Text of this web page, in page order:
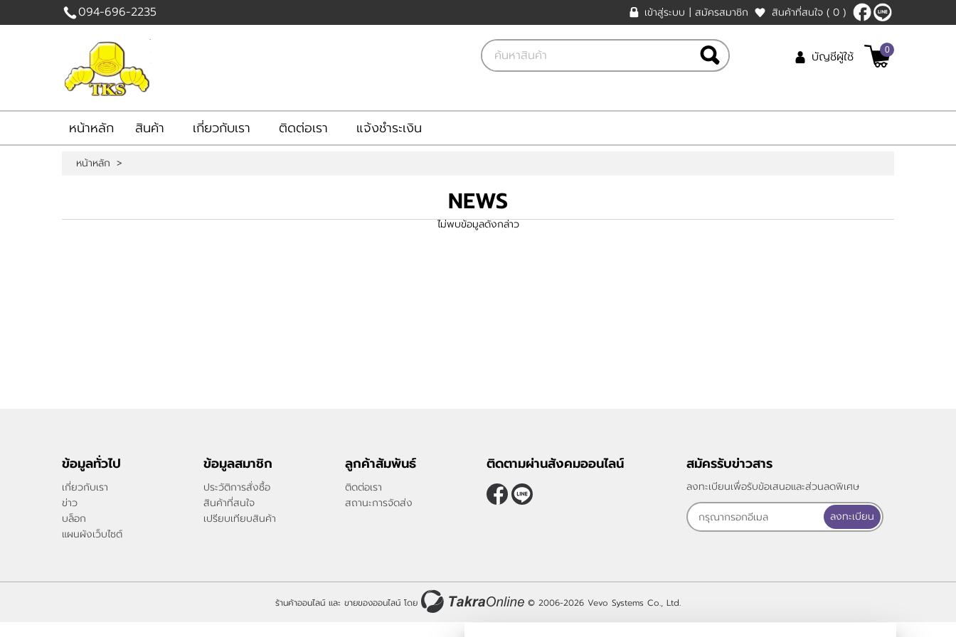
สินค้าที่สนใจ( 0 )
สินค้า
094-696-2235 เข้าสู่ระบบ | สมัครสมาชิก สินค้าที่สนใจ ( 0 )
บัญชีผู้ใช้ 0
หน้าหลัก สินค้า เกี่ยวกับเรา ติดต่อเรา แจ้งชำระเงิน
หน้าหลัก >
NEWS
ไม่พบข้อมูลดังกล่าว
ข้อมูลทั่วไป
เกี่ยวกับเรา
ข่าว
บล็อก
แผนผังเว็บไซต์
ข้อมูลสมาชิก
ประวัติการสั่งซื้อ
สินค้าที่สนใจ
เปรียบเทียบสินค้า
ลูกค้าสัมพันธ์
ติดต่อเรา
สถานะการจัดส่ง
ติดตามผ่านสังคมออนไลน์ สมัครรับข่าวสาร
ลงทะเบียนเพื่อรับข้อเสนอและส่วนลดพิเศษ
ลงทะเบียน
ร้านค้าออนไลน์ และ ขายของออนไลน์ โดย © 2006-2026 Vevo Systems Co., Ltd.